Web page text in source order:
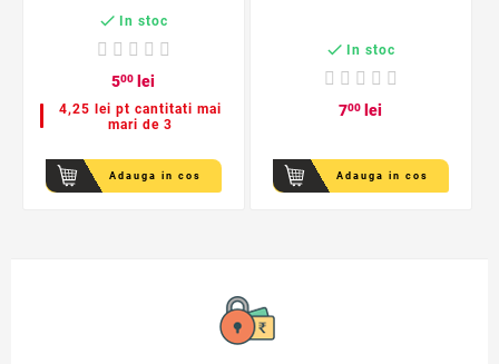
pagini
 In stoc
500 lei
4,25 lei pt cantitati mai
mari de 3
Adauga in cos
 In stoc
700 lei
Adauga in cos